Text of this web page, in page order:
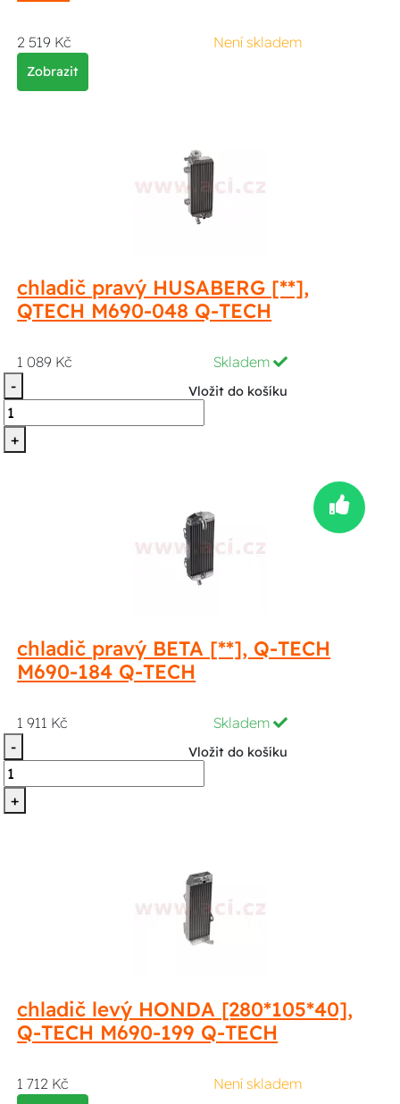
2 519 Kč Není skladem
Zobrazit
chladič pravý HUSABERG [**],
QTECH M690-048 Q-TECH
1 089 Kč
Skladem
-
+
Vložit do košíku
chladič pravý BETA [**], Q-TECH
M690-184 Q-TECH
1 911 Kč
Skladem
-
+
Vložit do košíku
chladič levý HONDA [280*105*40],
Q-TECH M690-199 Q-TECH
1 712 Kč Není skladem